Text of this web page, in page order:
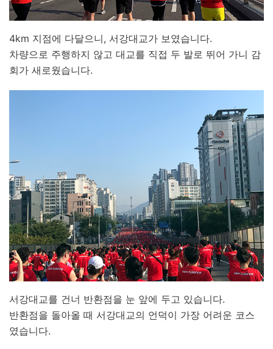
4km 지점에 다달으니, 서강대교가 보였습니다.
차량으로 주행하지 않고 대교를 직접 두 발로 뛰어 가니 감
회가 새로웠습니다.
서강대교를 건너 반환점을 눈 앞에 두고 있습니다.
반환점을 돌아올 때 서강대교의 언덕이 가장 어려운 코스
였습니다.